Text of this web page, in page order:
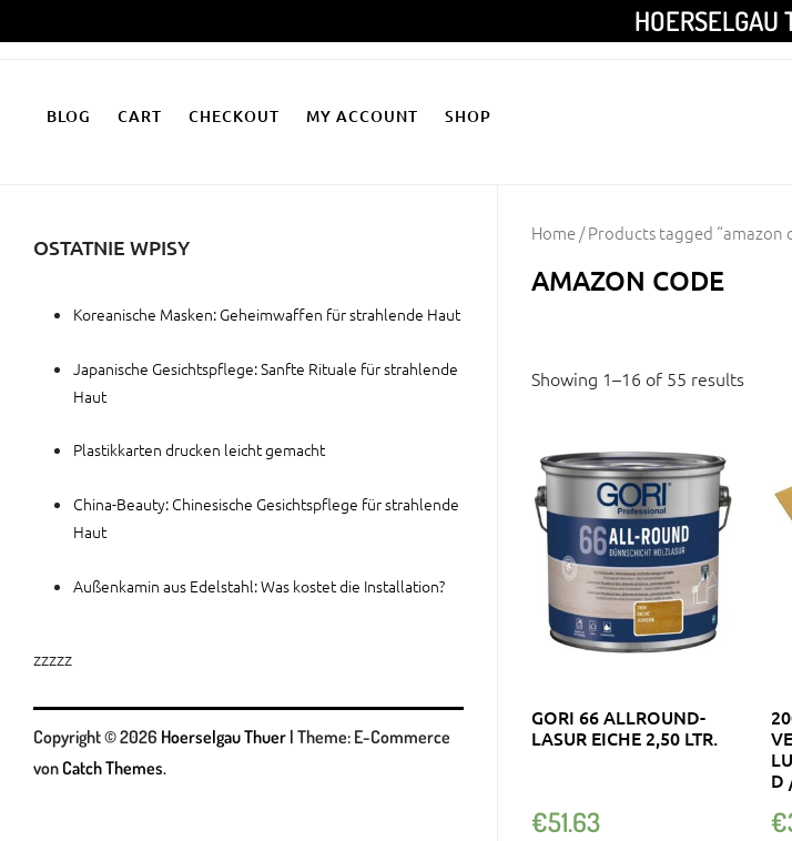
Inhalt
HOERSELGAU
BLOG CART CHECKOUT MY ACCOUNT SHOP
Home/ Products tagged “amazon
AMAZON CODE
Showing 1–16 of 55 results
GORI 66 ALLROUND-
LASUR EICHE 2,50 LTR.
€51.63
D
€
OSTATNIE WPISY
Koreanische Masken: Geheimwaffen für strahlende Haut
Japanische Gesichtspflege: Sanfte Rituale für strahlende
Haut
Plastikkarten drucken leicht gemacht
China-Beauty: Chinesische Gesichtspflege für strahlende
Haut
Außenkamin aus Edelstahl: Was kostet die Installation?
zzzzz
Copyright © 2026 Hoerselgau Thuer | Theme: E-Commerce
von Catch Themes.